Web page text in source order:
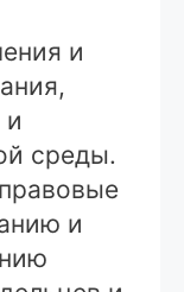
и
и
среды.
и